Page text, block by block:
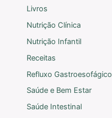
Livros
Nutrição Clínica
Nutrição Infantil
Receitas
Refluxo Gastroesofágico
Saúde e Bem Estar
Saúde Intestinal